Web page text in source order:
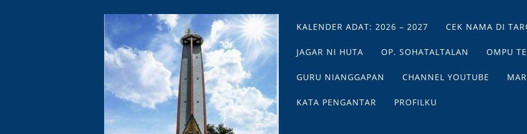
Main menu
Skip
content
KALENDER ADAT: 2026 – 2027 CEK NAMA DI
JAGAR NI HUTA OP. SOHATALTALAN OMPU
GURU NIANGGAPAN CHANNEL YOUTUBE
KATA PENGANTAR PROFILKU